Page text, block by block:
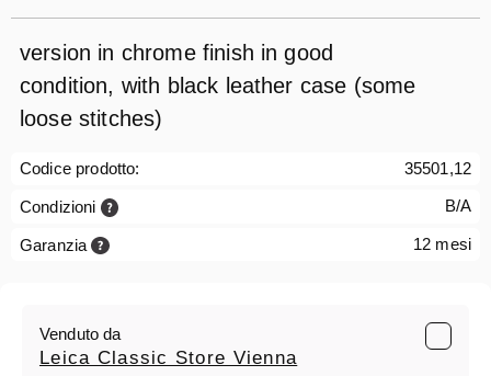
version in chrome finish in good
condition, with black leather case (some
loose stitches)
Codice prodotto: 35501,12
Condizioni B/A
Garanzia 12 mesi
Venduto da
Leica Classic Store Vienna